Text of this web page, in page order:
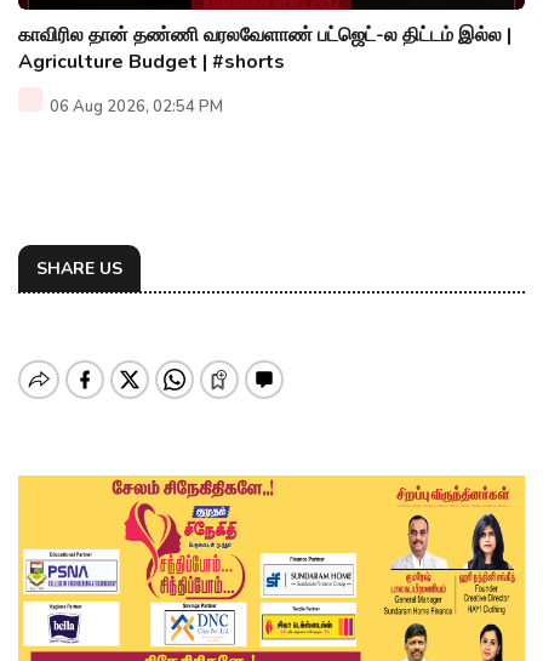
காவிரில தான் தண்ணி வரலவேளாண் பட்ஜெட்-ல திட்டம் இல்ல |
Agriculture Budget | #shorts
06 Aug 2026, 02:54 PM
SHARE US